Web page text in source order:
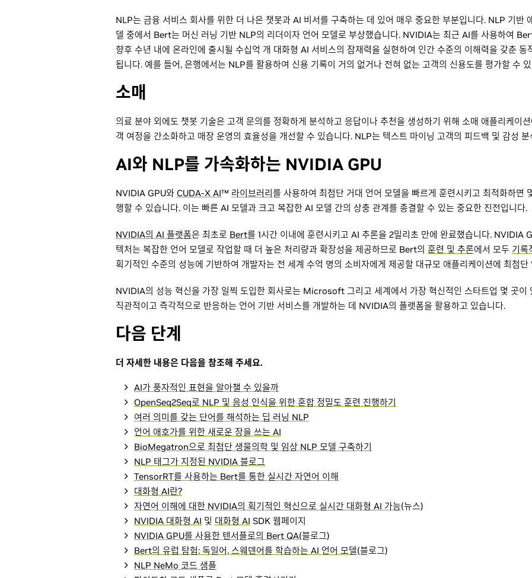
NLP는 금융 서비스 회사를 위한 더 나은 챗봇과 AI 비서를 구축하는 데 있어 매우 중요한 부분입니다. NLP 기반
델 중에서 Bert는 머신 러닝 기반 NLP의 리더이자 언어 모델로 부상했습니다. NVIDIA는 최근 AI를 사용하여
향후 수년 내에 온라인에 출시될 수십억 개 대화형 AI 서비스의 잠재력을 실현하여 인간 수준의 이해력을 갖춘 동
됩니다. 예를 들어, 은행에서는 NLP를 활용하여 신용 기록이 거의 없거나 전혀 없는 고객의 신용도를 평가할 수
소매
의료 분야 외에도 챗봇 기술은 고객 문의를 정확하게 분석하고 응답이나 추천을 생성하기 위해 소매 애플리케이
객 여정을 간소화하고 매장 운영의 효율성을 개선할 수 있습니다. NLP는 텍스트 마이닝 고객의 피드백 및 감성
AI와 NLP를 가속화하는 NVIDIA GPU
NVIDIA GPU와 CUDA-X AI™ 라이브러리 를 사용하여 최첨단 거대 언어 모델을 빠르게 훈련시키고 최적화하면
행할 수 있습니다. 이는 빠른 AI 모델과 크고 복잡한 AI 모델 간의 상충 관계를 종결할 수 있는 중요한 진전입니다.
NVIDIA의 AI 플랫폼은 최초로 Bert를 1시간 이내에 훈련시키고 AI 추론을 2밀리초 만에 완료했습니다. NVIDIA
텍처는 복잡한 언어 모델로 작업할 때 더 높은 처리량과 확장성을 제공하므로 Bert의 훈련 및 추론에서 모두 기록
획기적인 수준의 성능에 기반하여 개발자는 전 세계 수억 명의 소비자에게 제공할 대규모 애플리케이션에 최첨
NVIDIA의 성능 혁신을 가장 일찍 도입한 회사로는 Microsoft 그리고 세계에서 가장 혁신적인 스타트업 몇 곳이
직관적이고 즉각적으로 반응하는 언어 기반 서비스를 개발하는 데 NVIDIA의 플랫폼을 활용하고 있습니다.
다음 단계
더 자세한 내용은 다음을 참조해 주세요.
AI가 풍자적인 표현을 알아챌 수 있을까
OpenSeq2Seq로 NLP 및 음성 인식을 위한 혼합 정밀도 훈련 진행하기
여러 의미를 갖는 단어를 해석하는 딥 러닝 NLP
언어 애호가를 위한 새로운 장을 쓰는 AI
BioMegatron으로 최첨단 생물의학 및 임상 NLP 모델 구축하기
NLP 태그가 지정된 NVIDIA 블로그
TensorRT를 사용하는 Bert를 통한 실시간 자연어 이해
대화형 AI란?
자연어 이해에 대한 NVIDIA의 획기적인 혁신으로 실시간 대화형 AI 가능(뉴스)
NVIDIA 대화형 AI 및 대화형 AI SDK 웹페이지
NVIDIA GPU를 사용한 텐서플로의 Bert QA(블로그)
Bert의 유럽 탐험: 독일어, 스웨덴어를 학습하는 AI 언어 모델(블로그)
NLP NeMo 코드 샘플